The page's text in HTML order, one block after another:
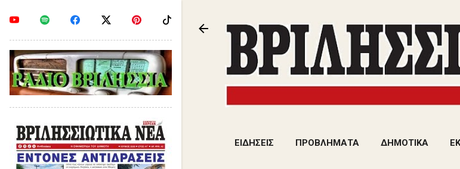
ΕΙΔΗΣΕΙΣ ΠΡΟΒΛΗΜΑΤΑ ΔΗΜΟΤΙΚΑ